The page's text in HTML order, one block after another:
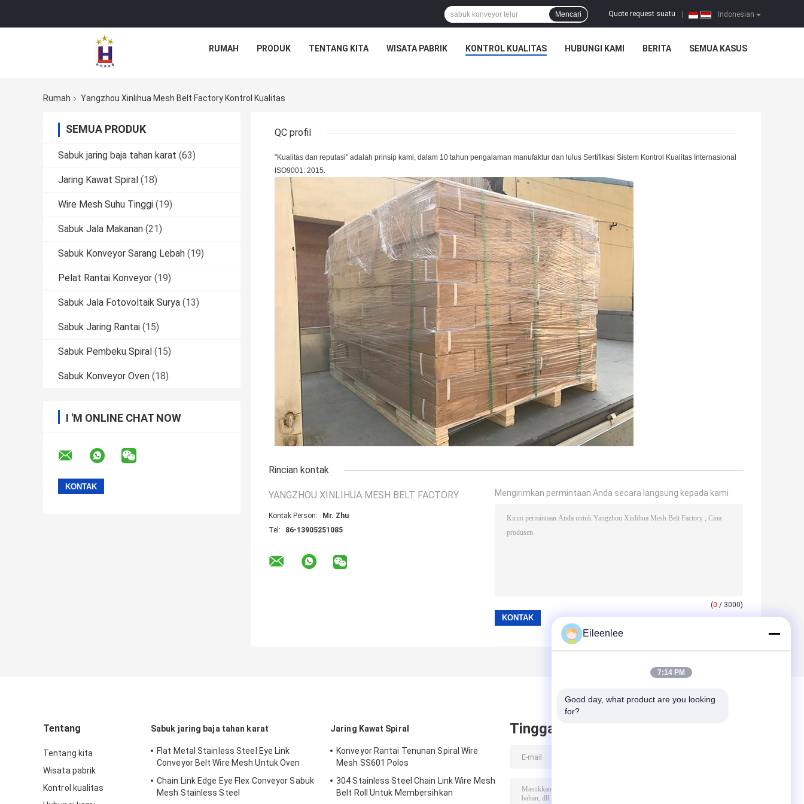
Indonesian
Quote request suatu
Mencari
RUMAH PRODUK TENTANG KITA WISATA PABRIK KONTROL KUALITAS HUBUNGI KAMI BERITA SEMUA KASUS
Rumah Yangzhou Xinlihua Mesh Belt Factory Kontrol Kualitas
SEMUA PRODUK
Sabuk jaring baja tahan karat (63)
Jaring Kawat Spiral (18)
Wire Mesh Suhu Tinggi (19)
Sabuk Jala Makanan (21)
Sabuk Konveyor Sarang Lebah (19)
Pelat Rantai Konveyor (19)
Sabuk Jala Fotovoltaik Surya (13)
Sabuk Jaring Rantai (15)
Sabuk Pembeku Spiral (15)
Sabuk Konveyor Oven (18)
I 'M ONLINE CHAT NOW
QC profil
"Kualitas dan reputasi" adalah prinsip kami, dalam 10 tahun pengalaman manufaktur dan lulus Sertifikasi Sistem Kontrol Kualitas Internasional
ISO9001: 2015.
Rincian kontak
YANGZHOU XINLIHUA MESH BELT FACTORY
Kontak Person:
Mr. Zhu
Tel:
86-13905251085
Mengirimkan permintaan Anda secara langsung kepada kami
(0 / 3000)
Tentang
Tentang kita
Wisata pabrik
Kontrol kualitas
Sabuk jaring baja tahan karat
Flat Metal Stainless Steel Eye Link
Conveyor Belt Wire Mesh Untuk Oven
Chain Link Edge Eye Flex Conveyor Sabuk
Mesh Stainless Steel
Jaring Kawat Spiral
Konveyor Rantai Tenunan Spiral Wire
Mesh SS601 Polos
304 Stainless Steel Chain Link Wire Mesh
Belt Roll Untuk Membersihkan
Tinggalkan pesan
Eileenlee
7:14 PM
Good day, what product are you looking
for?